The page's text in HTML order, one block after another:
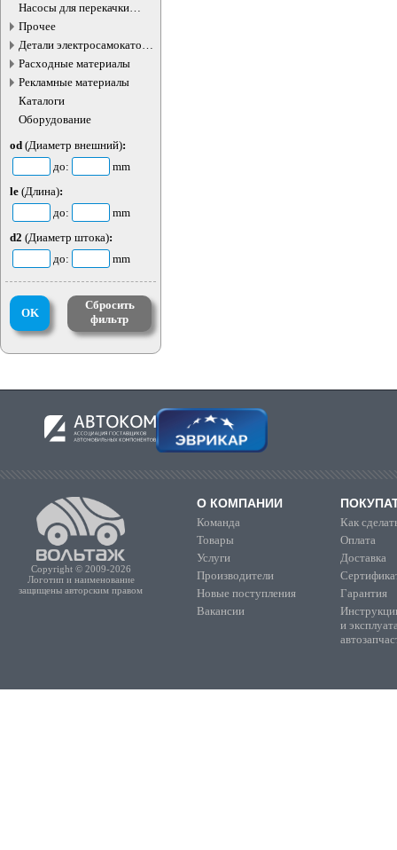
Насосы для перекачки
жидкостей
Прочее
Детали электросамокатов и
электротранспорта
Расходные материалы
Рекламные материалы
Каталоги
Оборудование
od (Диаметр внешний):
до:
mm
le (Длина):
до:
mm
d2 (Диаметр штока):
до:
mm
OK
Сбросить
фильтр
Copyright © 2009-2026
Логотип и наименование
защищены авторским правом
О КОМПАНИИ
Команда
Товары
Услуги
Производители
Новые поступления
Вакансии
Как
Оплата
Доставка
Гарантия
и